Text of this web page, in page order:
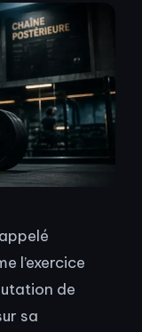
l’exercice
de
sa